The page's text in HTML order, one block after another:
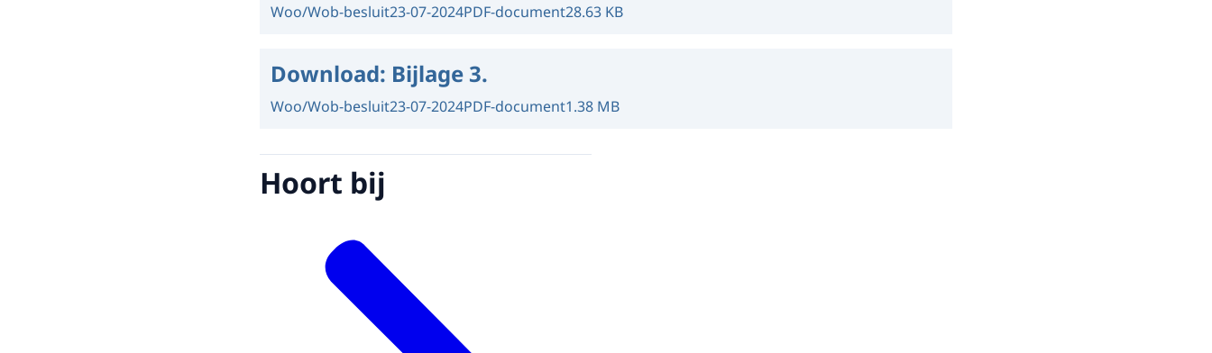
Woo/Wob-besluit23-07-2024PDF-document28.63 KB
Download: Bijlage 3.
Woo/Wob-besluit23-07-2024PDF-document1.38 MB
Hoort bij